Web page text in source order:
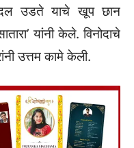
उडते याचे खूप छान
यांनी केले. विनोदाचे
उत्तम कामे केली.